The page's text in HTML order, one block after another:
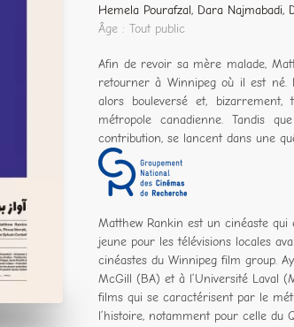
Hemela Pourafzal, Dara Najmabadi,
Âge : Tout public
Afin de revoir sa mère malade,
retourner à Winnipeg où il est né.
alors bouleversé et,
métropole canadienne. Tandis
contribution, se lancent dans une
Matthew Rankin est un cinéaste
jeune pour les télévisions locales
cinéastes du Winnipeg film group.
McGill (BA) et à l’Université Laval
films qui se caractérisent par le
l’histoire, notamment pour celle du